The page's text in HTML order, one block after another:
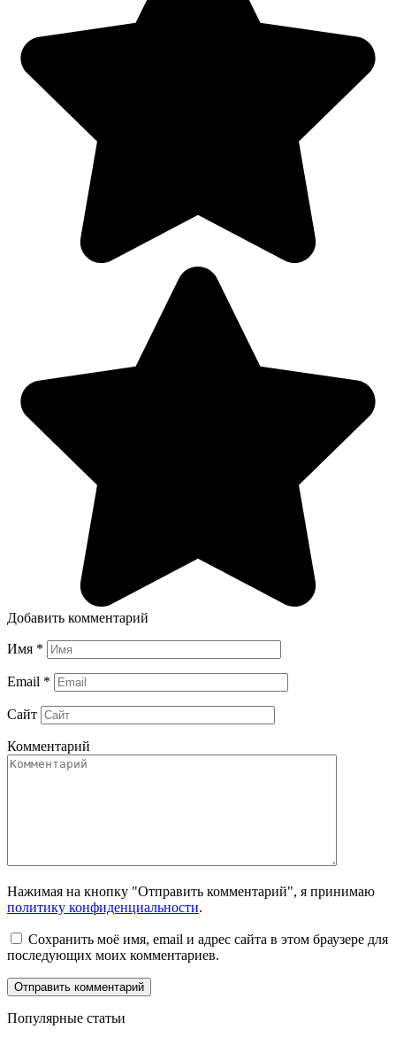
Добавить комментарий
Имя *
Email *
Сайт
Комментарий
Нажимая на кнопку "Отправить комментарий", я принимаю
политику конфиденциальности.
Сохранить моё имя, email и адрес сайта в этом браузере для
последующих моих комментариев.
Популярные статьи